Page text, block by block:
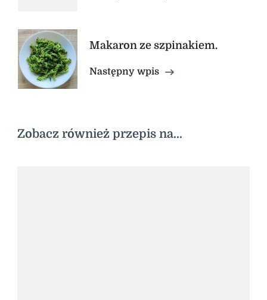
Makaron ze szpinakiem.
Następny wpis
Zobacz również przepis na...